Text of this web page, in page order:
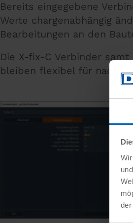
Bereits eingegebene
Werte chargenabhängig
Bearbeitungen an den
Die X-fix-C Verbinder
bleiben flexibel für